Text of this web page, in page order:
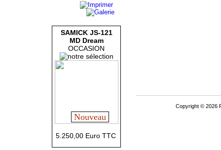
SAMICK JS-121
MD Dream
OCCASION
Nouveau
5.250,00 Euro TTC
Copyright © 2026